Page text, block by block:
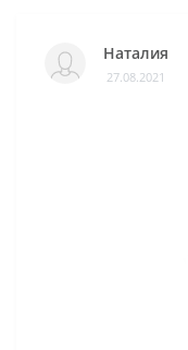
Наталия
27.08.2021